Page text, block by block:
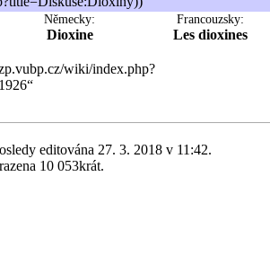
Německy: Francouzsky:
Dioxine Les dioxines
wiki/index.php?
“
editována 27. 3. 2018 v 11:42.
10 053krát.